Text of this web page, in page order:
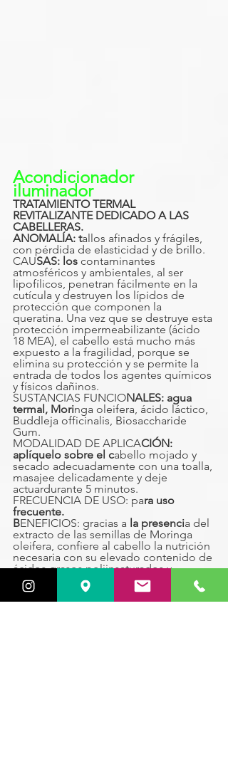
Acondicionador
iluminador
TRATAMIENTO TERMAL
REVITALIZANTE DEDICADO A LAS
CABELLERAS.
ANOMALÍA: tallos afinados y frágiles,
con pérdida de elasticidad y de brillo.
CAUSAS: los contaminantes
atmosféricos y ambientales, al ser
lipofílicos, penetran fácilmente en la
cutícula y destruyen los lípidos de
protección que componen la
queratina. Una vez que se destruye esta
protección impermeabilizante (ácido
18 MEA), el cabello está mucho más
expuesto a la fragilidad, porque se
elimina su protección y se permite la
entrada de todos los agentes químicos
y físicos dañinos.
SUSTANCIAS FUNCIONALES: agua
termal, Moringa oleifera, ácido láctico,
Buddleja officinalis, Biosaccharide
Gum.
MODALIDAD DE APLICACIÓN:
aplíquelo sobre el cabello mojado y
secado adecuadamente con una toalla,
masajee delicadamente y deje
actuardurante 5 minutos.
FRECUENCIA DE USO: para uso
frecuente.
BENEFICIOS: gracias a la presencia del
extracto de las semillas de Moringa
oleifera, confiere al cabello la nutrición
necesaria con su elevado contenido de
ácidos grasos poliinsaturados y
vitaminas A, C y E. Estas funcionan
como antioxidantes contra las
sustancias contaminantes y los rayos